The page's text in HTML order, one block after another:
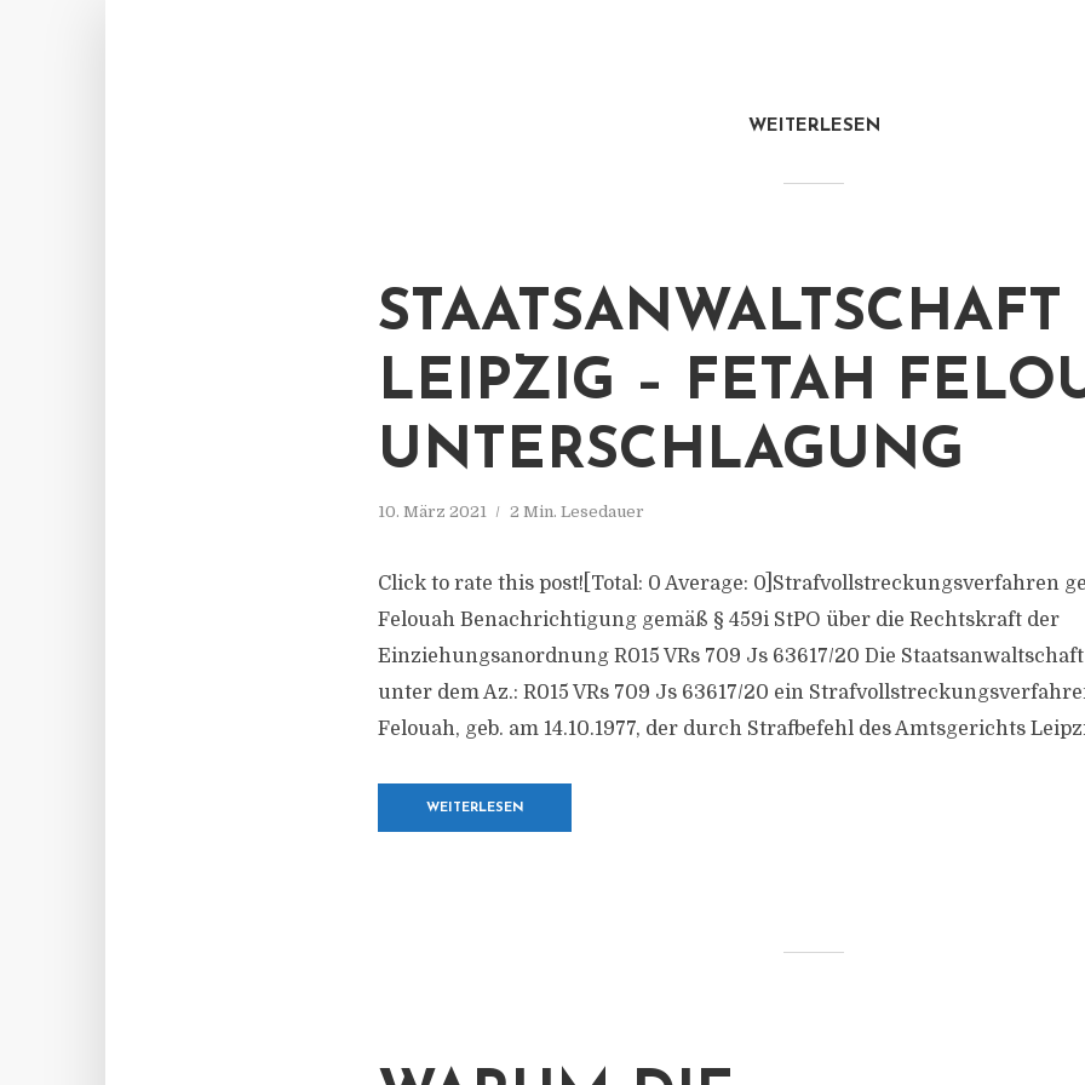
WEITERLESEN
STAATSANWALTSCHAFT
LEIPZIG – FETAH
UNTERSCHLAGUNG
10. März 2021 2 Min. Lesedauer
Click to rate this post![Total: 0 Average: 0]Strafvollstreckungsverfahren
Felouah Benachrichtigung gemäß § 459i StPO über die Rechtskraft der
Einziehungsanordnung R015 VRs 709 Js 63617/​20 Die
unter dem Az.: R015 VRs 709 Js 63617/​20 ein
Felouah, geb. am 14.10.1977, der durch Strafbefehl des Amtsgerichts
WEITERLESEN